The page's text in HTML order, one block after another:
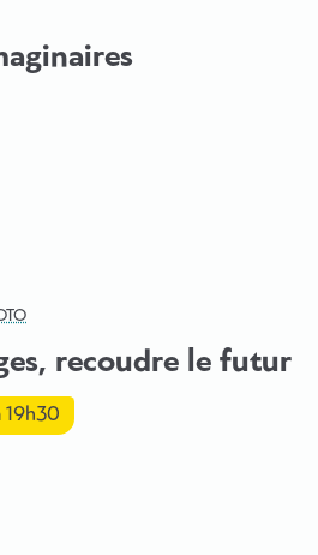
recoudre le futur
19h30